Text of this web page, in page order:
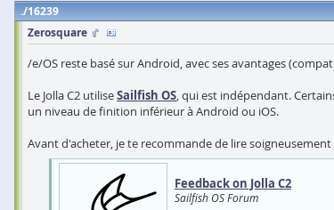
16239
Zerosquare
/e/OS reste basé sur Android, avec ses avantages
Le Jolla C2 utiliseSailfish OS, qui est indépendant.
un niveau de finition inférieur à Android ou iOS.
Avant d'acheter, je te recommande de lire
Feedback on Jolla C2
Sailfish OS Forum